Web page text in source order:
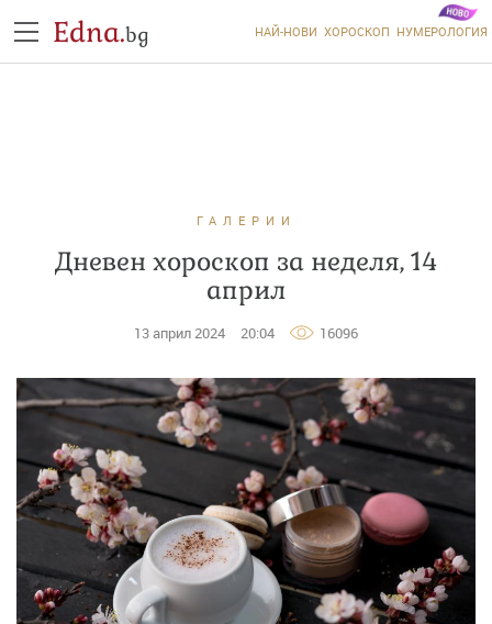
Edna.bg НАЙ-НОВИ ХОРОСКОП НУМЕРОЛОГИЯ
ГАЛЕРИИ
Дневен хороскоп за неделя, 14
април
13 април 2024 20:04 16096